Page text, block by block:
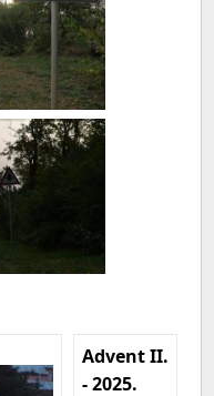
Advent II.
- 2025.